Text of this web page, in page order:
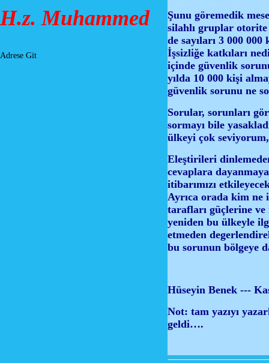
H.z. Muhammed
Adrese Git
Şunu göremedik
silahlı gruplar
de sayıları 3 000
İşsizliğe katkıları
içinde güvenlik
yılda 10 000 kişi
güvenlik sorunu ne
Sorular, sorunları
sormayı bile
ülkeyi çok
Eleştirileri
cevaplara
itibarımızı
Ayrıca orada kim
tarafları güçlerine
yeniden bu ülkeyle
etmeden
bu sorunun bölgeye
Hüseyin Benek ---
Not: tam yazıyı
geldi….